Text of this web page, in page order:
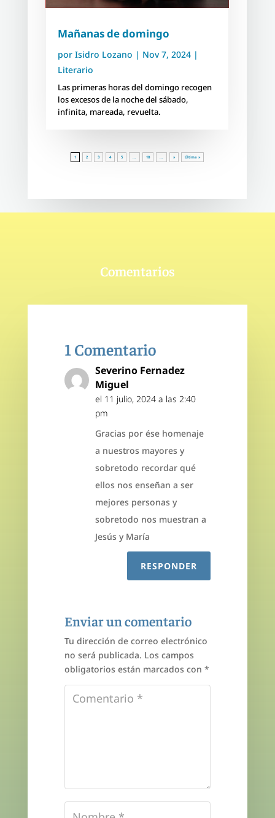
Mañanas de domingo
por Isidro Lozano | Nov 7, 2024|
Literario
Las primeras horas del domingo recogen
los excesos de la noche del sábado,
infinita, mareada, revuelta.
1 2 3 4 5 ... 10 ... » Última »
Comentarios
1 Comentario
Severino Fernadez
Miguel
el 11 julio, 2024 a las 2:40
pm
Gracias por ése homenaje
a nuestros mayores y
sobretodo recordar qué
ellos nos enseñan a ser
mejores personas y
sobretodo nos muestran a
Jesús y María
RESPONDER
Enviar un comentario
Tu dirección de correo electrónico
no será publicada. Los campos
obligatorios están marcados con *